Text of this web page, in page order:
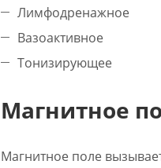
Лимфодренажное
Вазоактивное
Тонизирующее
Магнитное
Магнитное поле